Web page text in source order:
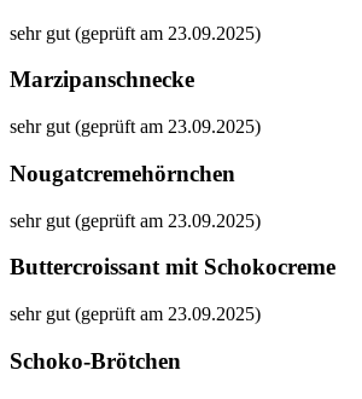
sehr gut (geprüft am 23.09.2025)
Marzipanschnecke
sehr gut (geprüft am 23.09.2025)
Nougatcremehörnchen
sehr gut (geprüft am 23.09.2025)
Buttercroissant mit Schokocreme
sehr gut (geprüft am 23.09.2025)
Schoko-Brötchen